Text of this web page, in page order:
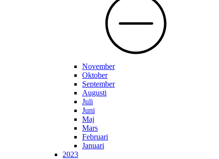
November
Oktober
September
Augusti
Juli
Juni
Maj
Mars
Februari
Januari
2023